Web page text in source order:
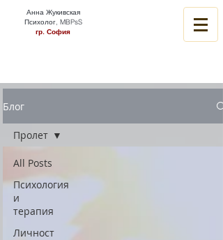
Анна Жукивская
Психолог, MBPsS
гр. София
Блог
All Posts
Психология
и
терапия
Личност
Пролет